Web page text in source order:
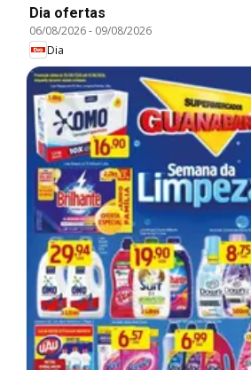
Dia ofertas
06/08/2026- 09/08/2026
Dia